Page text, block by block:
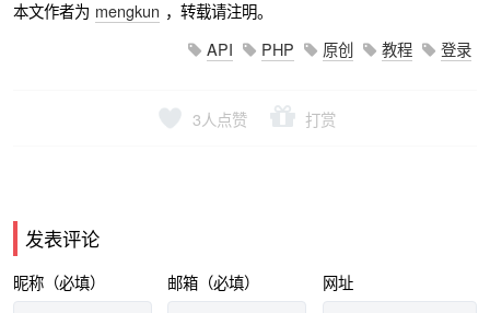
本文作者为 mengkun ，转载请注明。
API
PHP 原创 教程 登录
3人点赞 打赏
发表评论
昵称（必填） 邮箱（必填） 网址